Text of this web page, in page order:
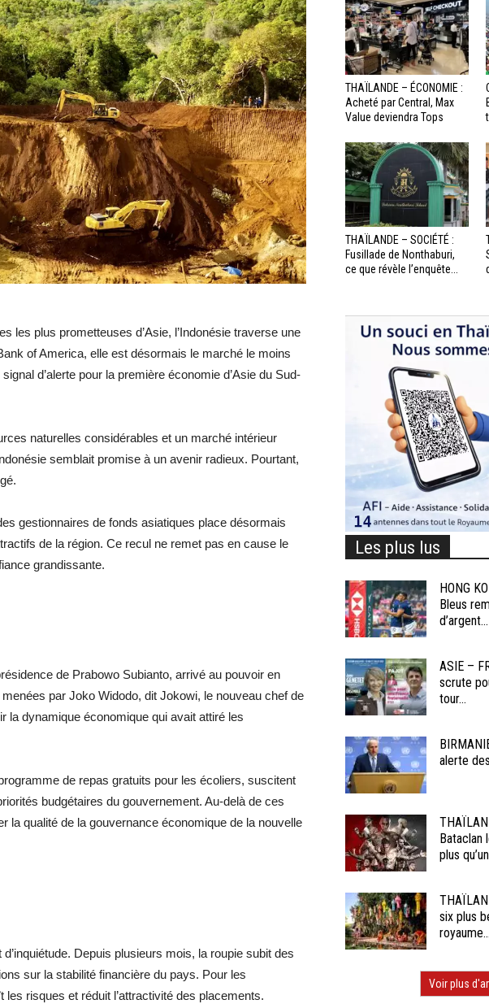
les plus prometteuses d’Asie, l’Indonésie traverse une
of America, elle est désormais le marché le moins
d’alerte pour la première économie d’Asie du Sud-
naturelles considérables et un marché intérieur
semblait promise à un avenir radieux. Pourtant,
gestionnaires de fonds asiatiques place désormais
de la région. Ce recul ne remet pas en cause le
grandissante.
de Prabowo Subianto, arrivé au pouvoir en
par Joko Widodo, dit Jokowi, le nouveau chef de
la dynamique économique qui avait attiré les
de repas gratuits pour les écoliers, suscitent
budgétaires du gouvernement. Au-delà de ces
la qualité de la gouvernance économique de la nouvelle
Depuis plusieurs mois, la roupie subit des
sur la stabilité financière du pays. Pour les
risques et réduit l’attractivité des placements.
THAÏLANDE – ÉCONOMIE :
Acheté par Central, Max
Value deviendra Tops
THAÏLANDE – SOCIÉTÉ :
Fusillade de Nonthaburi,
ce que révèle l’enquête...
Les plus lus
HONG
Bleus
d’argent...
ASIE –
scrute
tour...
alerte
Bataclan
plus
six plus
royaume...
Voir plus